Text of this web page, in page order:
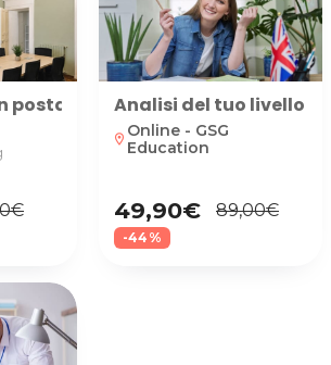
postazione dedicata fino a 1
Analisi del tuo livello
location_on Online - GSG
Education
49,90€ 89,00€
-44%